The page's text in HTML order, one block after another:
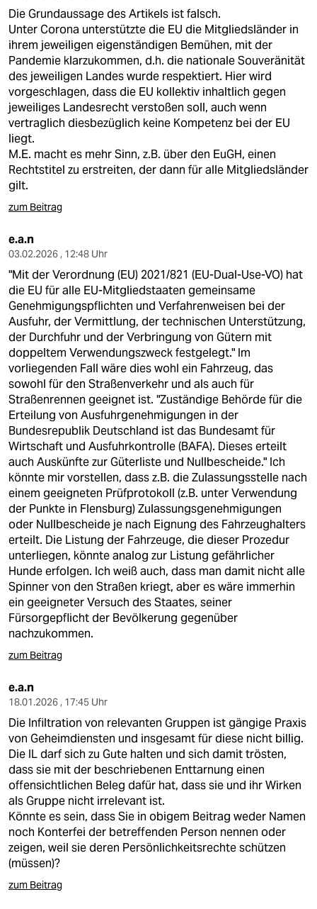
Die Grundaussage des Artikels ist falsch.
Unter Corona unterstützte die EU die Mitgliedsländer in
ihrem jeweiligen eigenständigen Bemühen, mit der
Pandemie klarzukommen, d.h. die nationale Souveränität
des jeweiligen Landes wurde respektiert. Hier wird
vorgeschlagen, dass die EU kollektiv inhaltlich gegen
jeweiliges Landesrecht verstoßen soll, auch wenn
vertraglich diesbezüglich keine Kompetenz bei der EU
liegt.
M.E. macht es mehr Sinn, z.B. über den EuGH, einen
Rechtstitel zu erstreiten, der dann für alle Mitgliedsländer
gilt.
zum Beitrag
e.a.n
03.02.2026 , 12:48 Uhr
"Mit der Verordnung (EU) 2021/821 (EU-Dual-Use-VO) hat
die EU für alle EU-Mitgliedstaaten gemeinsame
Genehmigungspflichten und Verfahrenweisen bei der
Ausfuhr, der Vermittlung, der technischen Unterstützung,
der Durchfuhr und der Verbringung von Gütern mit
doppeltem Verwendungszweck festgelegt." Im
vorliegenden Fall wäre dies wohl ein Fahrzeug, das
sowohl für den Straßenverkehr und als auch für
Straßenrennen geeignet ist. "Zuständige Behörde für die
Erteilung von Ausfuhrgenehmigungen in der
Bundesrepublik Deutschland ist das Bundesamt für
Wirtschaft und Ausfuhrkontrolle (BAFA). Dieses erteilt
auch Auskünfte zur Güterliste und Nullbescheide." Ich
könnte mir vorstellen, dass z.B. die Zulassungsstelle nach
einem geeigneten Prüfprotokoll (z.B. unter Verwendung
der Punkte in Flensburg) Zulassungsgenehmigungen
oder Nullbescheide je nach Eignung des Fahrzeughalters
erteilt. Die Listung der Fahrzeuge, die dieser Prozedur
unterliegen, könnte analog zur Listung gefährlicher
Hunde erfolgen. Ich weiß auch, dass man damit nicht alle
Spinner von den Straßen kriegt, aber es wäre immerhin
ein geeigneter Versuch des Staates, seiner
Fürsorgepflicht der Bevölkerung gegenüber
nachzukommen.
zum Beitrag
e.a.n
18.01.2026 , 17:45 Uhr
Die Infiltration von relevanten Gruppen ist gängige Praxis
von Geheimdiensten und insgesamt für diese nicht billig.
Die IL darf sich zu Gute halten und sich damit trösten,
dass sie mit der beschriebenen Enttarnung einen
offensichtlichen Beleg dafür hat, dass sie und ihr Wirken
als Gruppe nicht irrelevant ist.
Könnte es sein, dass Sie in obigem Beitrag weder Namen
noch Konterfei der betreffenden Person nennen oder
zeigen, weil sie deren Persönlichkeitsrechte schützen
(müssen)?
zum Beitrag